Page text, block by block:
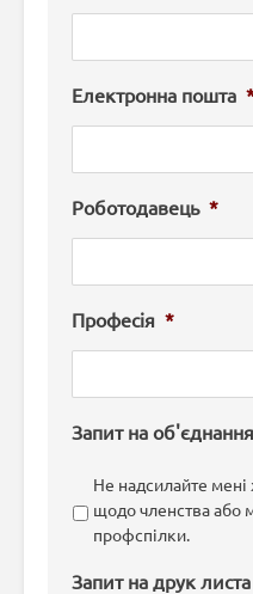
Електронна пошта
Роботодавець *
Професія *
Запит на об'єднання
Не надсилайте
щодо членства або
профспілки.
Запит на друк листа